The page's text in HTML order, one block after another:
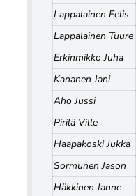
Lappalainen Eelis
Lappalainen Tuure
Erkinmikko Juha
Kananen Jani
Aho Jussi
Pirilä Ville
Haapakoski Jukka
Sormunen Jason
Häkkinen Janne